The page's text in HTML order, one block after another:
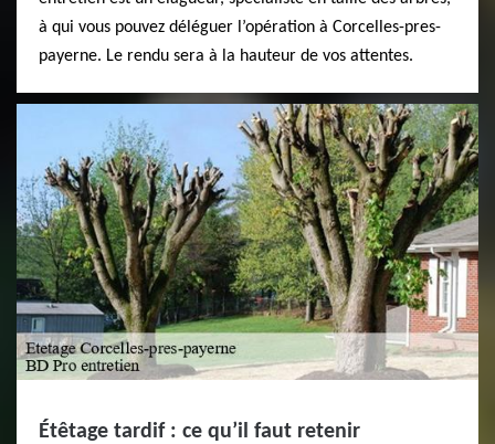
à qui vous pouvez déléguer l’opération à Corcelles-pres-
payerne. Le rendu sera à la hauteur de vos attentes.
Étêtage tardif : ce qu’il faut retenir